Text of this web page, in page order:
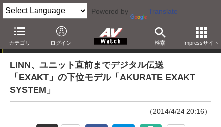
Powered by Translate
カテゴリ ログイン 検索 Impressサイト
ニュース
LINN、ユニット直前までデジタル伝送
「EXAKT」の下位モデル「AKURATE EXAKT
SYSTEM」
（2014/4/24 20:16）